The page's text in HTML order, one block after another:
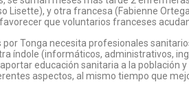
Lisette), y otra francesa (Fabienne
que voluntarios franceses
por Tonga necesita profesionales
índole (informáticos, administrativos,
educación sanitaria a la población
aspectos, al mismo tiempo que